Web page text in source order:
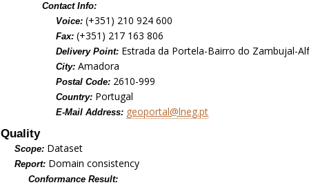
Contact Info:
Voice:(+351) 210 924 600
Fax:(+351) 217 163 806
Delivery Point: Estrada da Portela-Bairro do Zambujal-
City:Amadora
Postal Code: 2610-999
Country: Portugal
E-Mail Address: geoportal@lneg.pt
Quality
Scope: Dataset
Report: Domain consistency
Conformance Result: